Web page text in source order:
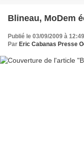
Blineau, MoDem
Publié le 03/09/2009 à 12:49
Par Eric Cabanas Presse